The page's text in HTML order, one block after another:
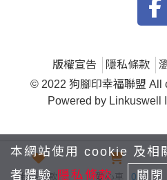
版權宣告 隱私條款
© 2022 狗腳印幸福聯盟 All
Powered by Linkuswell
我要捐款 愛心車 0
本網站使用 cookie 及相
者體驗 隱私條款 關閉